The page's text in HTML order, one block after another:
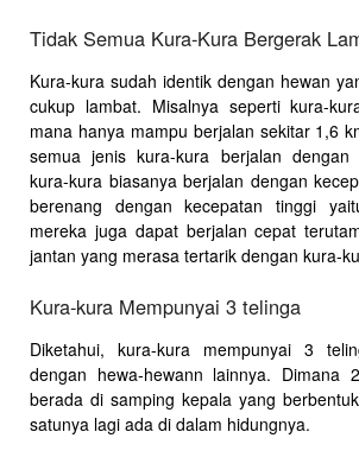
Tidak Semua Kura-Kura Bergerak
Kura-kura sudah identik dengan hewan
cukup lambat. Misalnya seperti kura-
mana hanya mampu berjalan sekitar 1,6
semua jenis kura-kura berjalan dengan
kura-kura biasanya berjalan dengan
berenang dengan kecepatan tinggi
mereka juga dapat berjalan cepat
jantan yang merasa tertarik dengan kura-
Kura-kura Mempunyai 3 telinga
Diketahui, kura-kura mempunyai 3
dengan hewa-hewann lainnya. Dimana
berada di samping kepala yang
satunya lagi ada di dalam hidungnya.